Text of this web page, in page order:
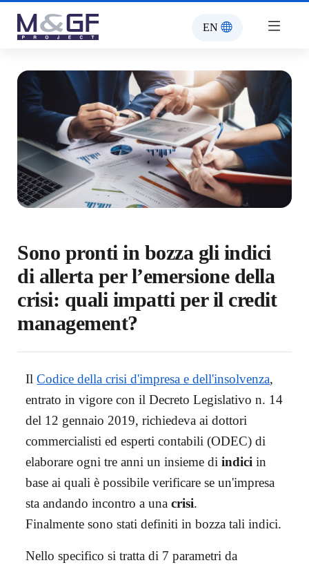
EN
Sono pronti in bozza gli indici
di allerta per l’emersione della
crisi: quali impatti per il credit
management?
IlCodice della crisi d'impresa e dell'insolvenza,
entrato in vigore con il Decreto Legislativo n. 14
del 12 gennaio 2019, richiedeva ai dottori
commercialisti ed esperti contabili (ODEC) di
elaborare ogni tre anni un insieme diindiciin
base ai quali è possibile verificare se un'impresa
sta andando incontro a unacrisi.
Finalmente sono stati definiti in bozza tali indici.
Nello specifico si tratta di 7 parametri da